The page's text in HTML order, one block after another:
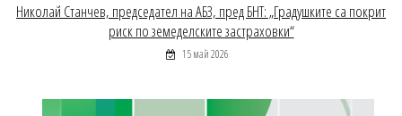
Николай Станчев, председател на АБЗ, пред БНТ: „Градушките са покрит
риск по земеделските застраховки“
15 май 2026